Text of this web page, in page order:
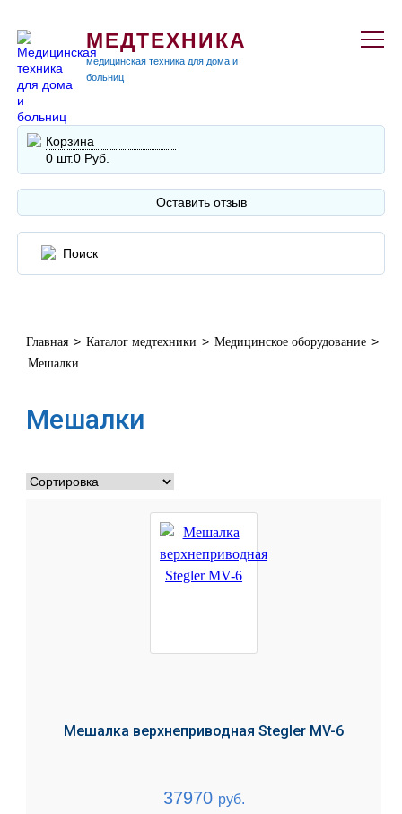
МЕДТЕХНИКА
медицинская техника для дома и
больниц
Корзина
0 шт.0 Руб.
Оставить отзыв
Главная > Каталог медтехники > Медицинское оборудование >
Мешалки
Мешалки
Мешалка верхнеприводная Stegler MV-6
37970 руб.